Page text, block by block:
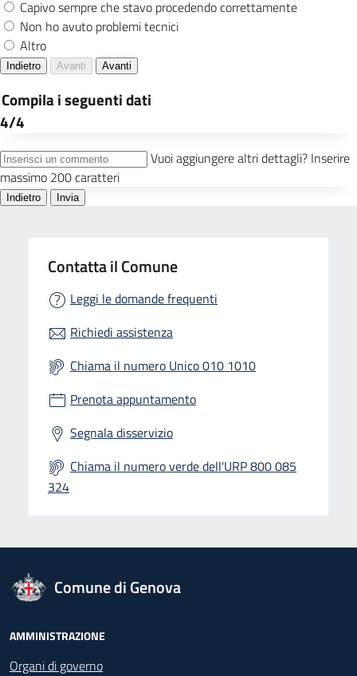
Contatta il Comune
Leggi le domande frequenti
Richiedi assistenza
Chiama il numero Unico 010 1010
Prenota appuntamento
Segnala disservizio
Chiama il numero verde dell'URP 800 085
324
logo Unione Europea
Comune di Genova
Footer - Navigazione
AMMINISTRAZIONE
Organi di governo